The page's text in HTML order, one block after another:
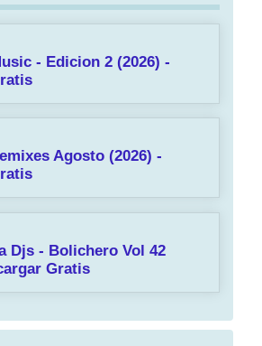
- Edicion 2 (2026) -
Agosto (2026) -
Djs - Bolichero Vol 42
Gratis